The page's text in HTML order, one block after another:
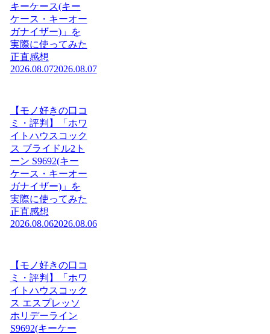
キーケース(キー
ケース・キーオー
ガナイザー)」を
実際に使ってみた
正直感想
2026.08.072026.08.07
【モノ好きの口コ
ミ・評判】「ホワ
イトハウスコック
ス ブライドル2ト
ーン S9692(キー
ケース・キーオー
ガナイザー)」を
実際に使ってみた
正直感想
2026.08.062026.08.06
【モノ好きの口コ
ミ・評判】「ホワ
イトハウスコック
ス エスプレッソ
ホリデーライン
S9692(キーケー